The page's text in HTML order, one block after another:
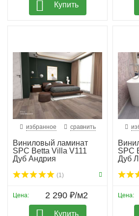
Купить
избранное сравнить
Виниловый ламинат
SPC Betta Villa V111
Дуб Андрия
(1)
Цена: 2 290 ₽/м2
Купить
SPC
Дуб
Цена: